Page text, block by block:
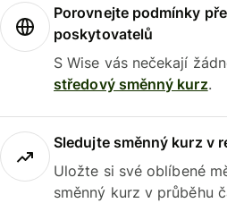
Porovnejte podmínky
poskytovatelů
S Wise vás nečekají
středový směnný kurz.
Sledujte směnný kurz v
Uložte si své oblíbené
směnný kurz v průběhu